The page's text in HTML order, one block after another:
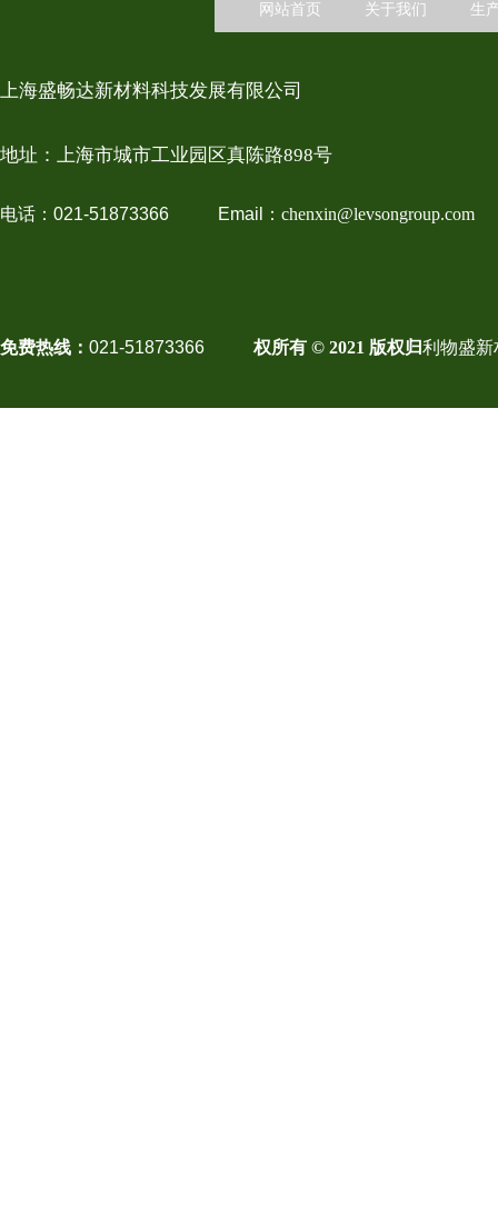
网站首页 关于我们 生
地址：上海市城市工业园区真陈路898号
上海盛畅达新材料科技发展有限公司
电话：021-51873366 Email： chenxin@levsongroup.com
免费热线： 021-51873366 权所有 © 2021 版权归利物盛新